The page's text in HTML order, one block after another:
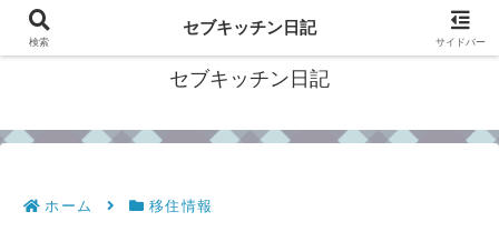
フィリピン・セブの移住情報やおすすめ食材・レシピを発信
セブキッチン日記
ホーム 移住情報
検索
セブキッチン日記
サイドバー